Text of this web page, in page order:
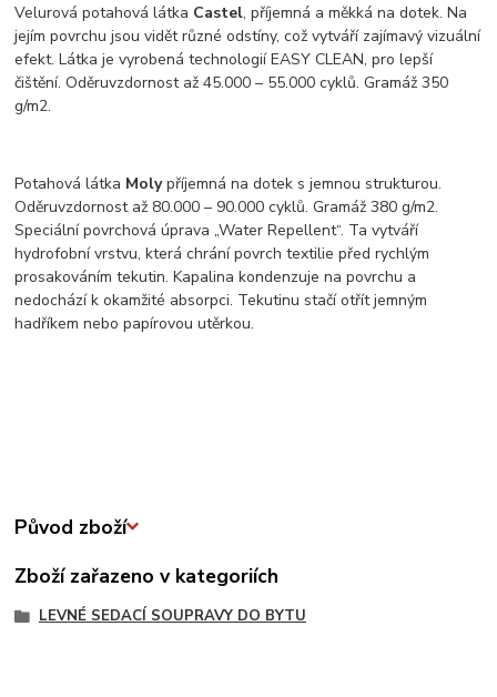
Velurová potahová látka Castel, příjemná a měkká na dotek. Na
jejím povrchu jsou vidět různé odstíny, což vytváří zajímavý vizuální
efekt. Látka je vyrobená technologií EASY CLEAN, pro lepší
čištění. Oděruvzdornost až 45.000 – 55.000 cyklů. Gramáž 350
g/m2.
Potahová látka Molypříjemná na dotek s jemnou strukturou.
Oděruvzdornost až 80.000 – 90.000 cyklů. Gramáž 380 g/m2.
Speciální povrchová úprava „Water Repellent“. Ta vytváří
hydrofobní vrstvu, která chrání povrch textilie před rychlým
prosakováním tekutin. Kapalina kondenzuje na povrchu a
nedochází k okamžité absorpci. Tekutinu stačí otřít jemným
hadříkem nebo papírovou utěrkou.
Původ zboží
Zboží zařazeno v kategoriích
LEVNÉ SEDACÍ SOUPRAVY DO BYTU